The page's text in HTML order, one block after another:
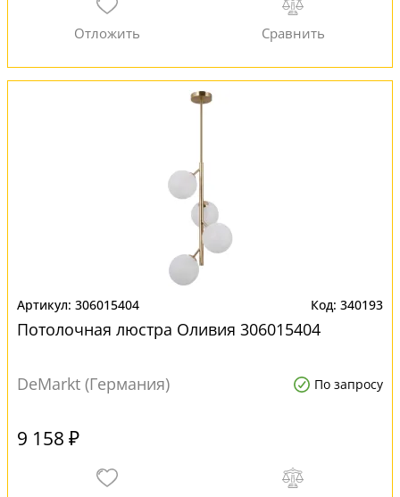
306015404 340193
Потолочная люстра Оливия 306015404
DeMarkt (Германия) По запросу
9 158 ₽